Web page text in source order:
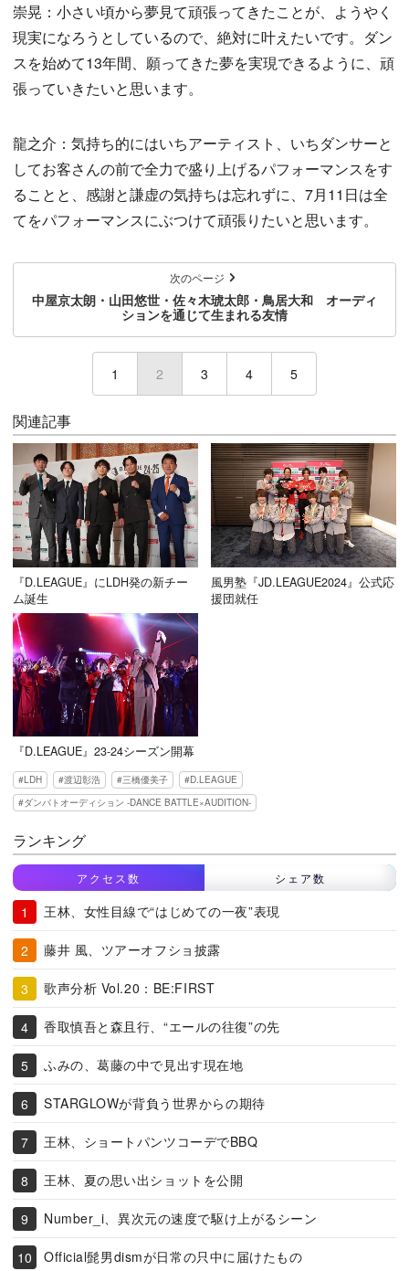
崇晃：小さい頃から夢見て頑張ってきたことが、ようやく
現実になろうとしているので、絶対に叶えたいです。ダン
スを始めて13年間、願ってきた夢を実現できるように、頑
張っていきたいと思います。
龍之介：気持ち的にはいちアーティスト、いちダンサーと
してお客さんの前で全力で盛り上げるパフォーマンスをす
ることと、感謝と謙虚の気持ちは忘れずに、7月11日は全
てをパフォーマンスにぶつけて頑張りたいと思います。
次のページ
中屋京太朗・山田悠世・佐々木琥太郎・鳥居大和 オーディ
ションを通じて生まれる友情
1 2 (current)
3 4 5
関連記事
『D.LEAGUE』にLDH発の新チー
ム誕生
風男塾『JD.LEAGUE2024』公式応
援団就任
『D.LEAGUE』23-24シーズン開幕
LDH 渡辺彰浩 三橋優美子
D.LEAGUE
ダンバトオーディション -DANCE BATTLE×AUDITION-
ランキング
アクセス数 シェア数
王林、女性目線で“はじめての一夜”表現
藤井 風、ツアーオフショ披露
歌声分析 Vol.20：BE:FIRST
香取慎吾と森且行、“エールの往復”の先
ふみの、葛藤の中で見出す現在地
STARGLOWが背負う世界からの期待
王林、ショートパンツコーデでBBQ
王林、夏の思い出ショットを公開
Number_i、異次元の速度で駆け上がるシーン
Official髭男dismが日常の只中に届けたもの